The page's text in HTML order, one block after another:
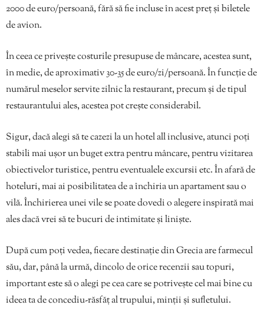
2000 de euro/persoană, fără să fie incluse în acest preț și biletele
de avion.
În ceea ce privește costurile presupuse de mâncare, acestea sunt,
în medie, de aproximativ 30-35 de euro/zi/persoană. În funcție de
numărul meselor servite zilnic la restaurant, precum și de tipul
restaurantului ales, acestea pot crește considerabil.
Sigur, dacă alegi să te cazezi la un hotel all inclusive, atunci poți
stabili mai ușor un buget extra pentru mâncare, pentru vizitarea
obiectivelor turistice, pentru eventualele excursii etc. În afară de
hoteluri, mai ai posibilitatea de a închiria un apartament sau o
vilă. Închirierea unei vile se poate dovedi o alegere inspirată mai
ales dacă vrei să te bucuri de intimitate și liniște.
După cum poți vedea, fiecare destinație din Grecia are farmecul
său, dar, până la urmă, dincolo de orice recenzii sau topuri,
important este să o alegi pe cea care se potrivește cel mai bine cu
ideea ta de concediu-răsfăț al trupului, minții și sufletului.